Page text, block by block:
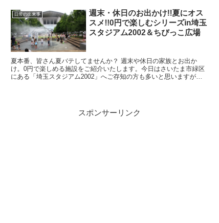
日常の出来事
週末・休日のお出かけ!!夏にオス
スメ!!0円で楽しむシリーズin埼玉
スタジアム2002＆ちびっこ広場
夏本番、皆さん夏バテしてませんか？ 週末や休日の家族とお出か
け。0円で楽しめる施設をご紹介いたします。今日はさいたま市緑区
にある「埼玉スタジアム2002」へご存知の方も多いと思いますが、
スポンサーリンク